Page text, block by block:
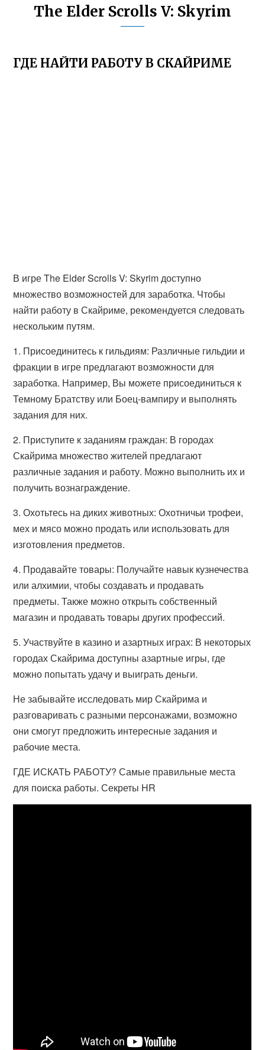
The Elder Scrolls V: Skyrim
ГДЕ НАЙТИ РАБОТУ В СКАЙРИМЕ
В игре The Elder Scrolls V: Skyrim доступно
множество возможностей для заработка. Чтобы
найти работу в Скайриме, рекомендуется следовать
нескольким путям.
1. Присоединитесь к гильдиям: Различные гильдии и
фракции в игре предлагают возможности для
заработка. Например, Вы можете присоединиться к
Темному Братству или Боец-вампиру и выполнять
задания для них.
2. Приступите к заданиям граждан: В городах
Скайрима множество жителей предлагают
различные задания и работу. Можно выполнить их и
получить вознаграждение.
3.Охотьтесь на диких животных: Охотничьи трофеи,
мех и мясо можно продать или использовать для
изготовления предметов.
4. Продавайте товары: Получайте навык кузнечества
или алхимии, чтобы создавать и продавать
предметы. Также можно открыть собственный
магазин и продавать товары других профессий.
5.Участвуйте в казино и азартных играх: В некоторых
городах Скайрима доступны азартные игры, где
можно попытать удачу и выиграть деньги.
Не забывайте исследовать мир Скайрима и
разговаривать с разными персонажами, возможно
они смогут предложить интересные задания и
рабочие места.
ГДЕ ИСКАТЬ РАБОТУ? Самые правильные места
для поиска работы. Секреты HR